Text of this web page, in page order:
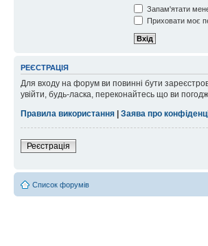
Запам'ятати
Приховати моє
РЕЄСТРАЦІЯ
Для входу на форум ви повинні бути
увійти, будь-ласка, переконайтесь що ви
Правила використання
Заява про
Реєстрація
Список форумів